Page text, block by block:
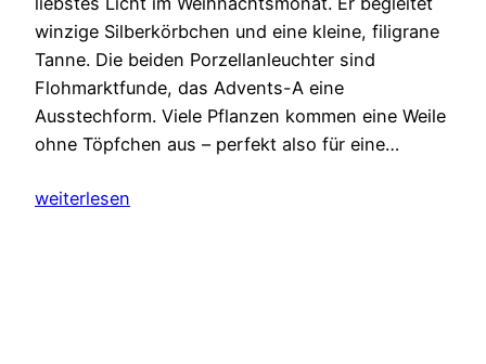
winzige Silberkörbchen und eine kleine, filigrane
Tanne. Die beiden Porzellanleuchter sind
Flohmarktfunde, das Advents-A eine
Ausstechform. Viele Pflanzen kommen eine Weile
ohne Töpfchen aus – perfekt also für eine…
weiterlesen